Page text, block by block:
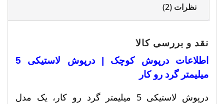
نظرات (2)
نقد و بررسی کالا
اطلاعات درپوش کوچک | درپوش لاستیکی 5
میلیمتر گرد رو کار
درپوش لاستیکی 5 میلیمتر گرد رو کار، یک مدل